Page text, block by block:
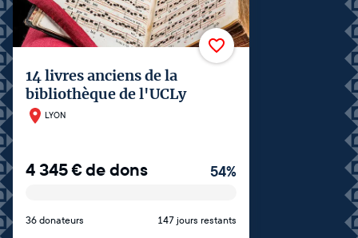
14 livres anciens de la
bibliothèque de l'UCLy
LYON
4 345€de dons 54%
36 donateurs 147 jours restants